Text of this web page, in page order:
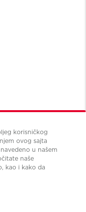
korisničkog
ovog sajta
u našem
naše
kao i kako da
2022.